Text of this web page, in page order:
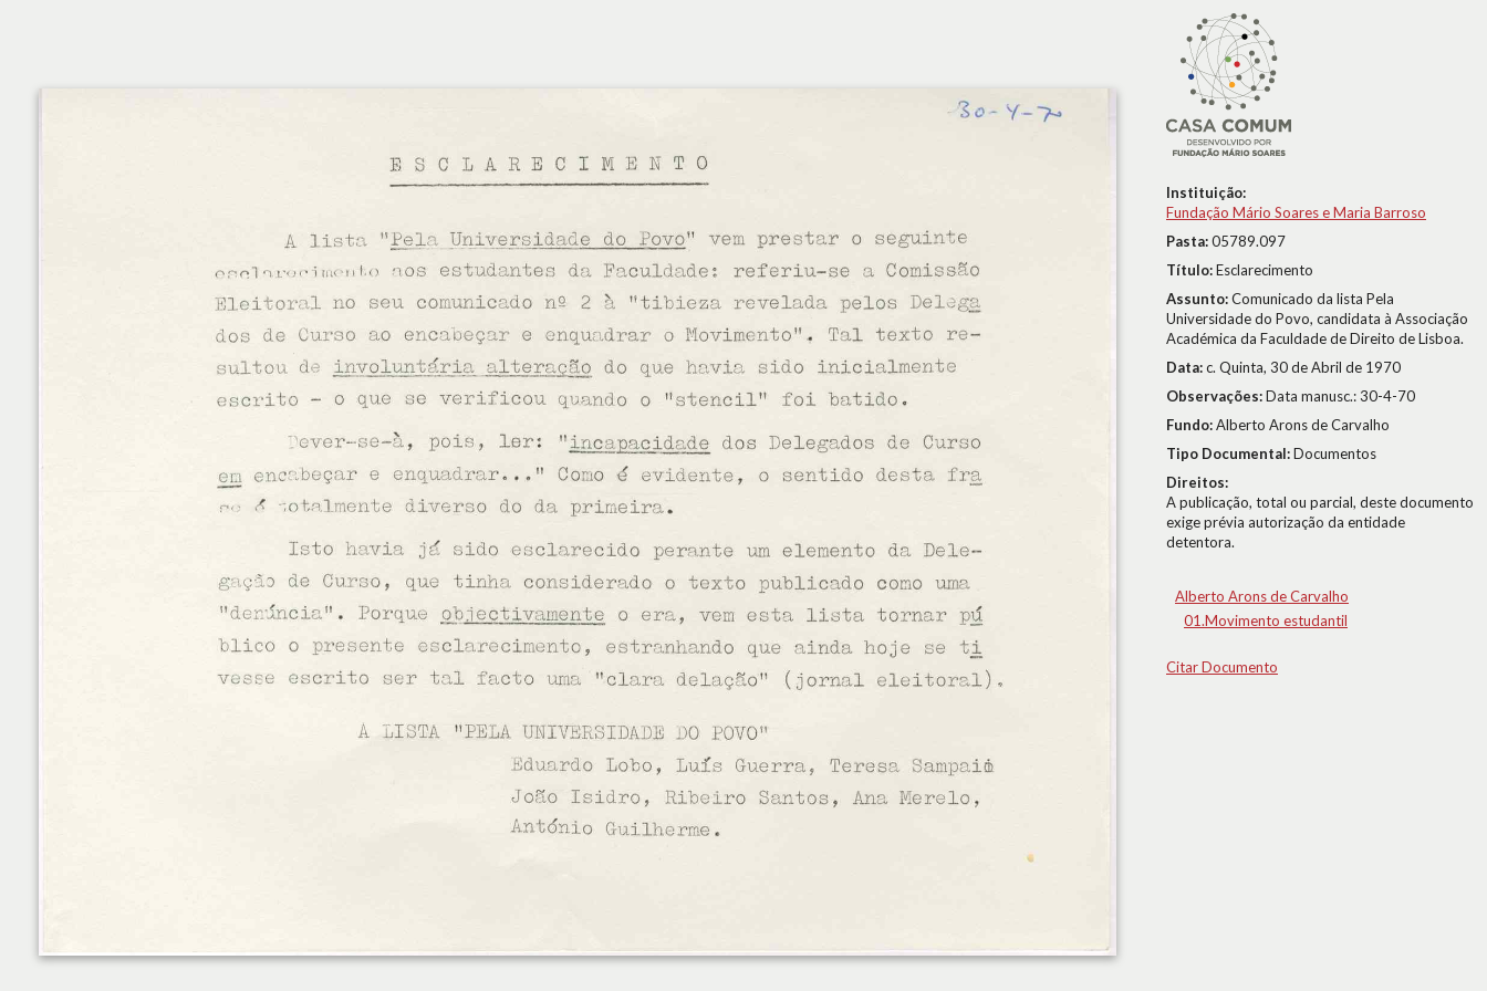
Instituição:
Fundação Mário Soares e Maria Barroso
Pasta:05789.097
Título:Esclarecimento
Assunto:Comunicado da lista Pela
Universidade do Povo, candidata à Associação
Académica da Faculdade de Direito de Lisboa.
Data:c. Quinta, 30 de Abril de 1970
Observações:Data manusc.: 30-4-70
Fundo:Alberto Arons de Carvalho
Tipo Documental:Documentos
Direitos:
A publicação, total ou parcial, deste documento
exige prévia autorização da entidade
detentora.
Alberto Arons de Carvalho
01.Movimento estudantil
Citar Documento